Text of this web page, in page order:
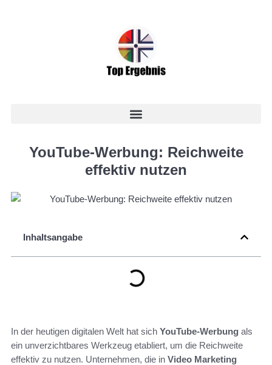
YouTube-Werbung: Reichweite
effektiv nutzen
Inhaltsangabe
In der heutigen digitalen Welt hat sich YouTube-Werbung als
ein unverzichtbares Werkzeug etabliert, um die Reichweite
effektiv zu nutzen. Unternehmen, die in Video Marketing